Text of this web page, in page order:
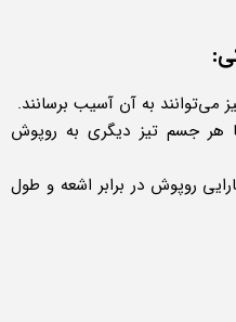
به آن آسیب برسانند.
هر جسم تیز دیگری به روپوش
روپوش در برابر اشعه و طول